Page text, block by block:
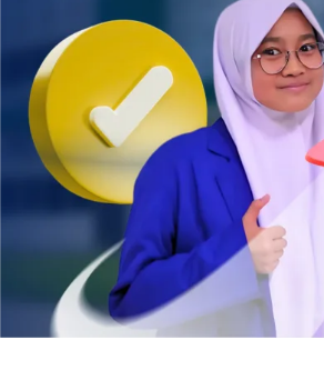
OUR PROGRAM
REGISTRATION
CONTACT US